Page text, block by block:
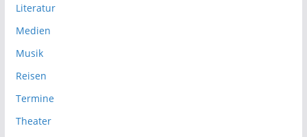
Literatur
Medien
Musik
Reisen
Termine
Theater